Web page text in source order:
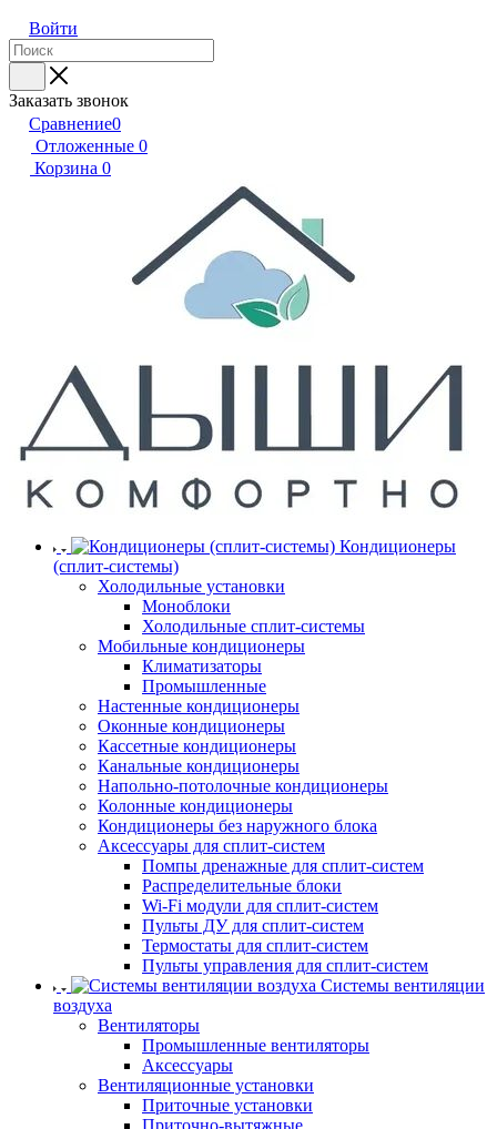
Войти
Заказать звонок
Сравнение0
Отложенные 0
Корзина 0
Кондиционеры
(сплит-системы)
Холодильные установки
Моноблоки
Холодильные сплит-системы
Мобильные кондиционеры
Климатизаторы
Промышленные
Настенные кондиционеры
Оконные кондиционеры
Кассетные кондиционеры
Канальные кондиционеры
Напольно-потолочные кондиционеры
Колонные кондиционеры
Кондиционеры без наружного блока
Аксессуары для сплит-систем
Помпы дренажные для сплит-систем
Распределительные блоки
Wi-Fi модули для сплит-систем
Пульты ДУ для сплит-систем
Термостаты для сплит-систем
Пульты управления для сплит-систем
Системы вентиляции
воздуха
Вентиляторы
Промышленные вентиляторы
Аксессуары
Вентиляционные установки
Приточные установки
Приточно-вытяжные